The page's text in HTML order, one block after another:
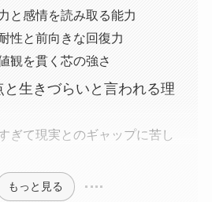
と感情を読み取る能力
性と前向きな回復力
観を貫く芯の強さ
と生きづらいと言われる理
ぎて現実とのギャップに苦し
もっと見る